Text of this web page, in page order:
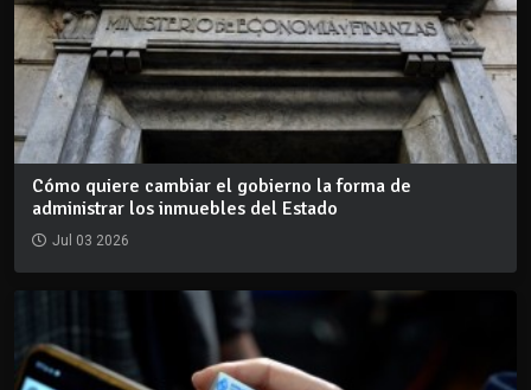
Cómo quiere cambiar el gobierno la forma de
administrar los inmuebles del Estado
Jul 03 2026